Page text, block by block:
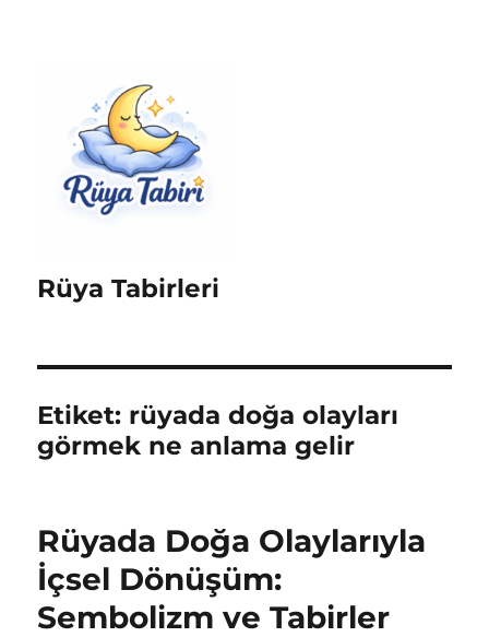
Rüya Tabirleri
Etiket: rüyada doğa olayları
görmek ne anlama gelir
Rüyada Doğa Olaylarıyla
İçsel Dönüşüm:
Sembolizm ve Tabirler